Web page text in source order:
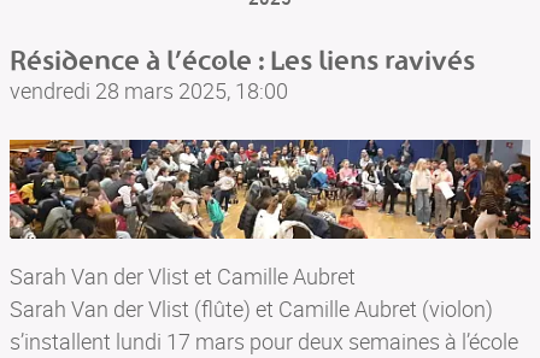
Résidence à l’école : Les liens ravivés
vendredi 28 mars 2025, 18:00
Sarah Van der Vlist et Camille Aubret
Sarah Van der Vlist (flûte) et Camille Aubret (violon)
s’installent lundi 17 mars pour deux semaines à l’école